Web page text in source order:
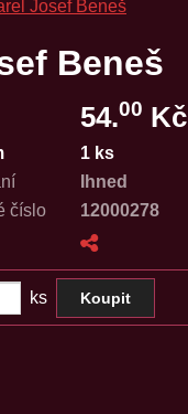
Josef Beneš
Beneš
54.00 Kč
1 ks
Ihned
číslo
12000278
ks